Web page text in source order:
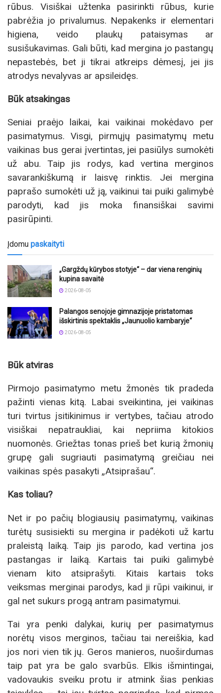
rūbus. Visiškai užtenka pasirinkti rūbus, kurie
pabrėžia jo privalumus. Nepakenks ir elementari
higiena, veido plaukų pataisymas ar
susišukavimas. Gali būti, kad mergina jo pastangų
nepastebės, bet ji tikrai atkreips dėmesį, jei jis
atrodys nevalyvas ar apsileidęs.
Būk atsakingas
Seniai praėjo laikai, kai vaikinai mokėdavo per
pasimatymus. Visgi, pirmųjų pasimatymų metu
vaikinas bus gerai įvertintas, jei pasiūlys sumokėti
už abu. Taip jis rodys, kad vertina merginos
savarankiškumą ir laisvę rinktis. Jei mergina
paprašo sumokėti už ją, vaikinui tai puiki galimybė
parodyti, kad jis moka finansiškai savimi
pasirūpinti.
Įdomu paskaityti
„Gargždų kūrybos stotyje“ – dar viena renginių
kupina savaitė
2026-08-05
Palangos senojoje gimnazijoje pristatomas
išskirtinis spektaklis „Jaunuolio kambaryje“
2026-08-05
Būk atviras
Pirmojo pasimatymo metu žmonės tik pradeda
pažinti vienas kitą. Labai sveikintina, jei vaikinas
turi tvirtus įsitikinimus ir vertybes, tačiau atrodo
visiškai nepatraukliai, kai nepriima kitokios
nuomonės. Griežtas tonas prieš bet kurią žmonių
grupę gali sugriauti pasimatymą greičiau nei
vaikinas spės pasakyti „Atsiprašau“.
Kas toliau?
Net ir po pačių blogiausių pasimatymų, vaikinas
turėtų susisiekti su mergina ir padėkoti už kartu
praleistą laiką. Taip jis parodo, kad vertina jos
pastangas ir laiką. Kartais tai puiki galimybė
vienam kito atsiprašyti. Kitais kartais toks
veiksmas merginai parodys, kad ji rūpi vaikinui, ir
gal net sukurs progą antram pasimatymui.
Tai yra penki dalykai, kurių per pasimatymus
norėtų visos merginos, tačiau tai nereiškia, kad
jos nori vien tik jų. Geros manieros, nuoširdumas
taip pat yra be galo svarbūs. Elkis išmintingai,
vadovaukis sveiku protu ir atmink šias penkias